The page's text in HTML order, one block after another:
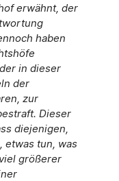
erwähnt, der
haben
in dieser
der
zur
Dieser
diejenigen,
etwas tun, was
größerer